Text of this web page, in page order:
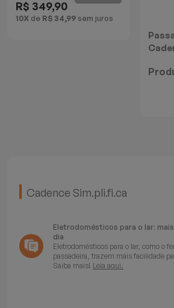
R$ 349,90
10X de R$ 34,99 sem juros
Cadence Sim.pli.fi.ca
Eletrodomésticos para o lar:
dia
Eletrodomésticos para o lar, como o
passadeira, trazem mais facilidade
Saiba mais! Leia aqui.